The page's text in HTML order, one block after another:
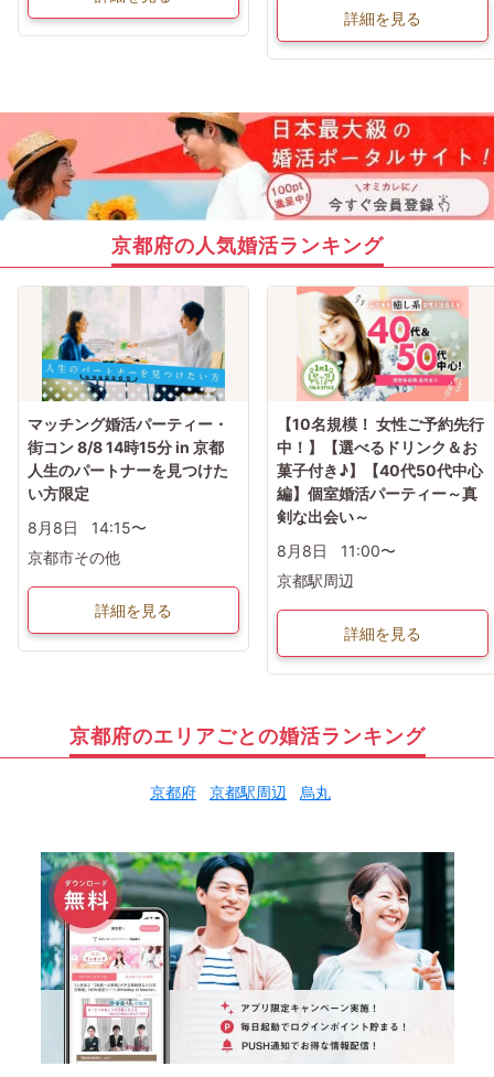
詳細を見る
京都府の人気婚活ランキング
マッチング婚活パーティー・
街コン 8/8 14時15分 in 京都
人生のパートナーを見つけた
い方限定
8月8日
14:15〜
京都市その他
詳細を見る
【10名規模！ 女性ご予約先行
中！】【選べるドリンク＆お
菓子付き♪】【40代50代中心
編】個室婚活パーティー～真
剣な出会い～
8月8日
11:00〜
京都駅周辺
詳細を見る
京都府のエリアごとの婚活ランキング
京都府 京都駅周辺 烏丸